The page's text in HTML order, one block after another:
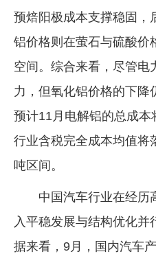
预焙阳极成本支撑稳固，
铝价格则在萤石与硫酸价
空间。综合来看，尽管电
力，但氧化铝价格的下降
预计11月电解铝的总成
行业含税完全成本均值将
吨区间。
中国汽车行业在经历
入平稳发展与结构优化
据来看，9月，国内汽车